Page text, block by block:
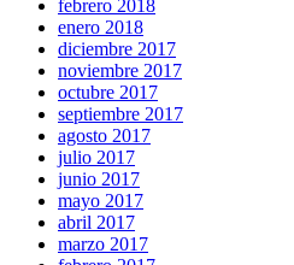
febrero 2018
enero 2018
diciembre 2017
noviembre 2017
octubre 2017
septiembre 2017
agosto 2017
julio 2017
junio 2017
mayo 2017
abril 2017
marzo 2017